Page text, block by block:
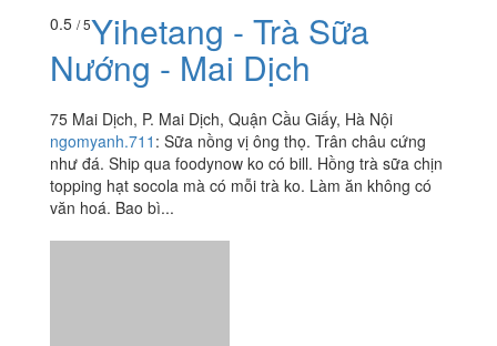
0.5 / 5Yihetang - Trà Sữa
Nướng - Mai Dịch
75 Mai Dịch, P. Mai Dịch, Quận Cầu Giấy, Hà Nội
ngomyanh.711 : Sữa nồng vị ông thọ. Trân châu cứng
như đá. Ship qua foodynow ko có bill. Hồng trà sữa chịn
topping hạt socola mà có mỗi trà ko. Làm ăn không có
văn hoá. Bao bì...